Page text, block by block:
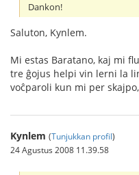
Dankon!
Saluton, Kynlem.
Mi estas Baratano, kaj mi
tre ĝojus helpi vin lerni la
voĉparoli kun mi per
Kynlem (Tunjukkan profil)
24 Agustus 2008 11.39.58